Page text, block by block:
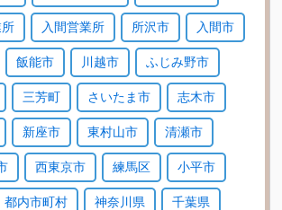
入間営業所 所沢市 入間市
飯能市 川越市 ふじみ野市
三芳町 さいたま市 志木市
新座市 東村山市 清瀬市
西東京市 練馬区 小平市
都内市町村 神奈川県 千葉県